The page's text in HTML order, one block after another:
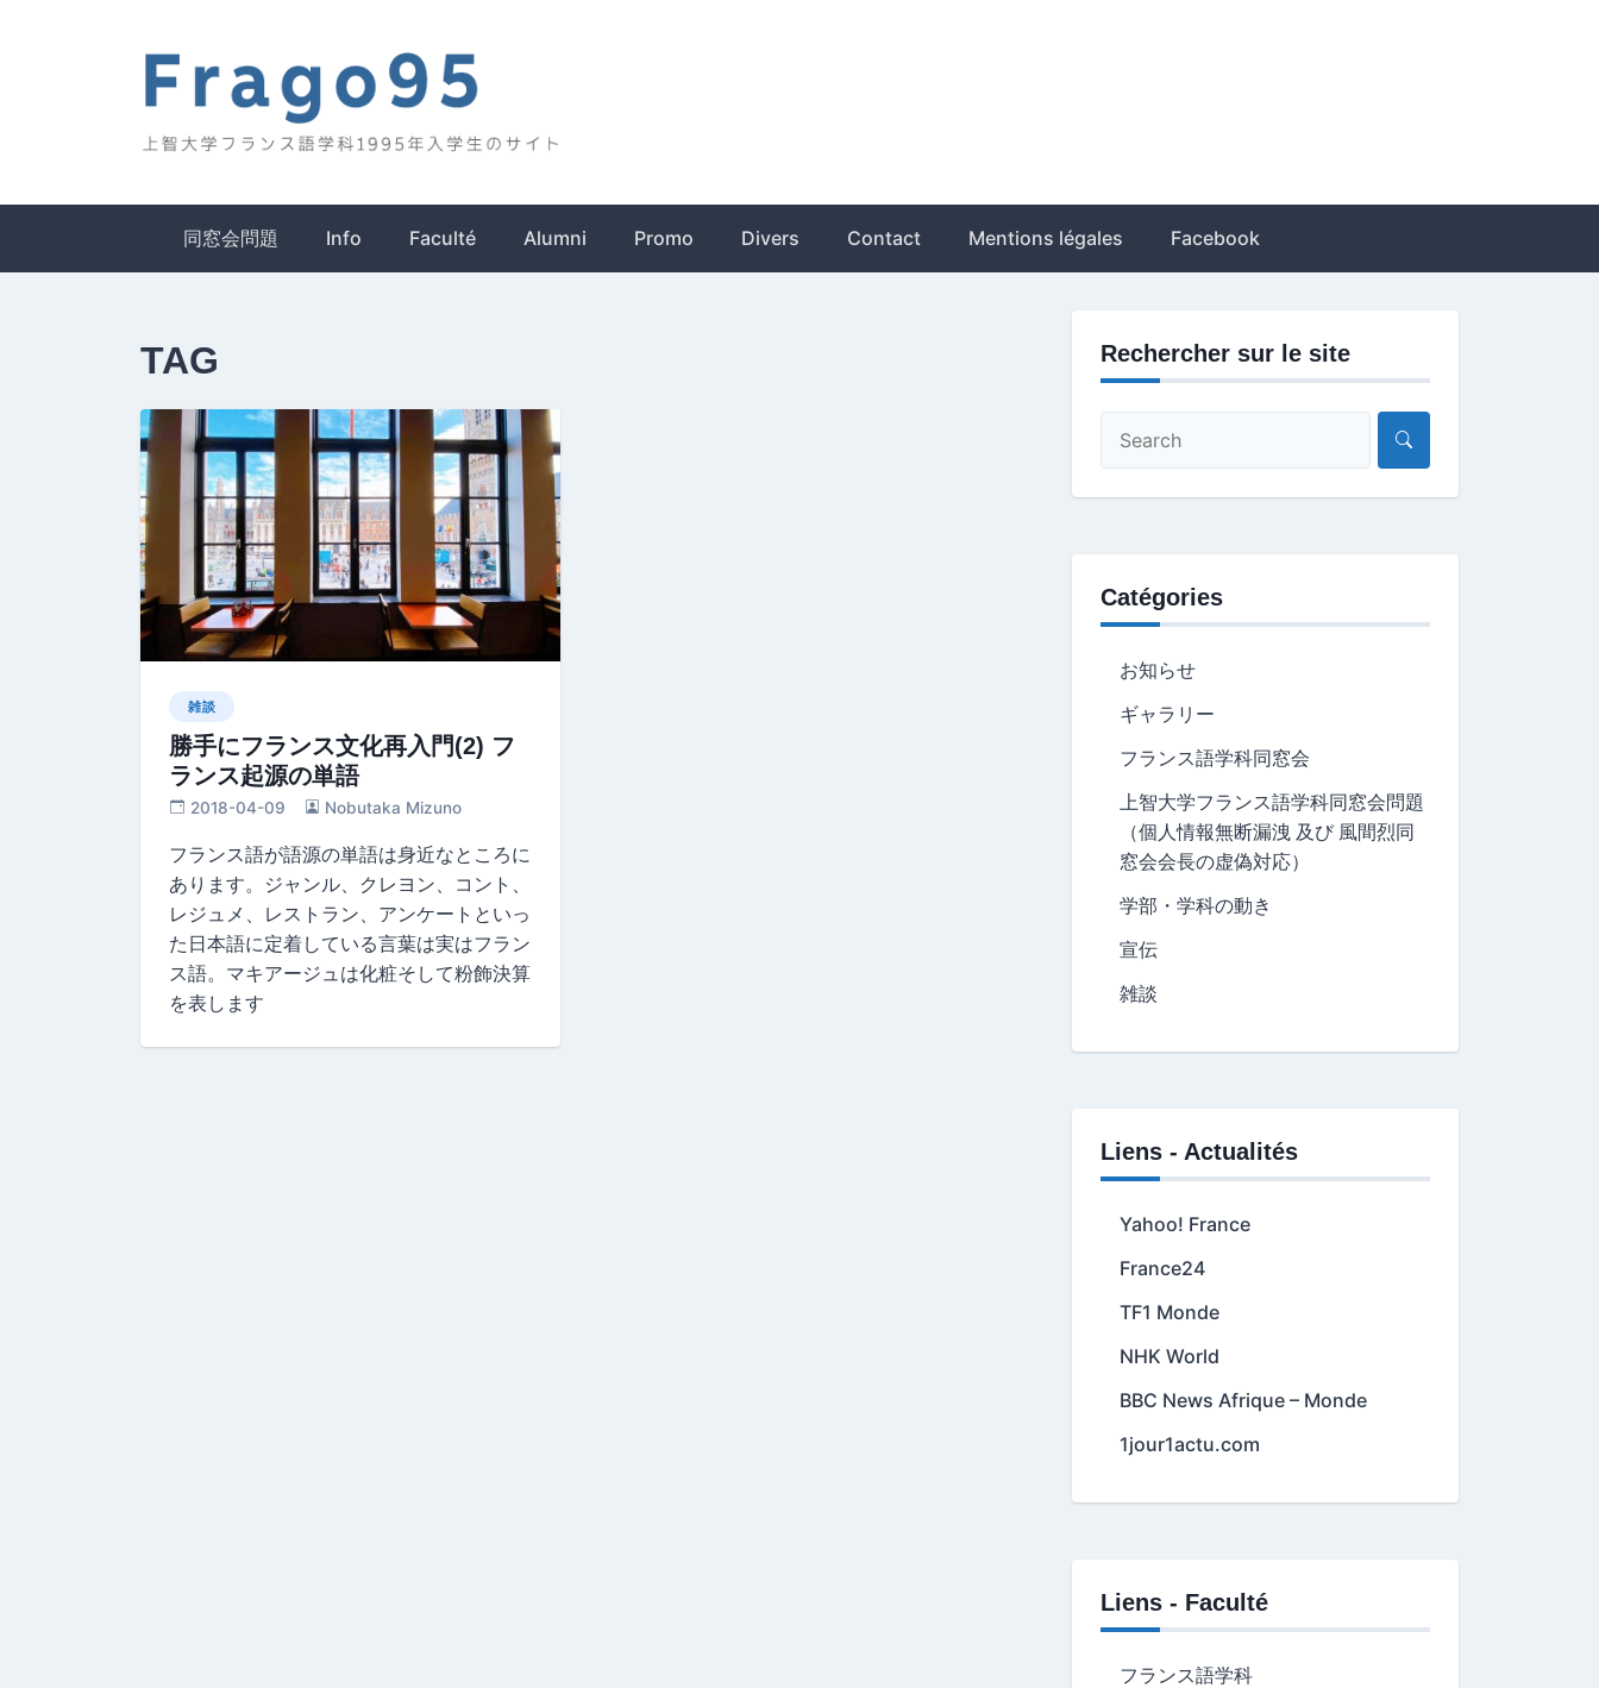
Frago95
同窓会問題 Info Faculté Alumni Promo Divers Contact Mentions légales Facebook
TAG
雑談
勝手にフランス文化再入門(2) フ
ランス起源の単語
2018-04-09 Nobutaka Mizuno
フランス語が語源の単語は身近なところに
あります。ジャンル、クレヨン、コント、
レジュメ、レストラン、アンケートといっ
た日本語に定着している言葉は実はフラン
ス語。マキアージュは化粧そして粉飾決算
を表します
Rechercher sur le site
Catégories
お知らせ
ギャラリー
フランス語学科同窓会
上智大学フランス語学科同窓会問題
（個人情報無断漏洩 及び 風間烈同
窓会会長の虚偽対応）
学部・学科の動き
宣伝
雑談
Liens - Actualités
Yahoo! France
France24
TF1 Monde
NHK World
BBC News Afrique – Monde
1jour1actu.com
Liens - Faculté
フランス語学科